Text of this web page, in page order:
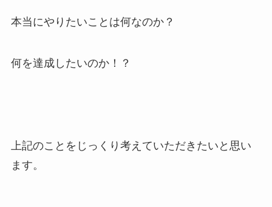
本当にやりたいことは何なのか？
何を達成したいのか！？
上記のことをじっくり考えていただきたいと思い
ます。